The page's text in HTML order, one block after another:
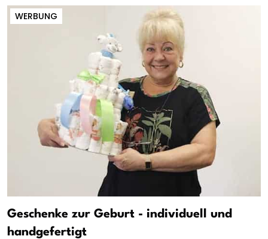
WERBUNG
Geschenke zur Geburt - individuell und
handgefertigt